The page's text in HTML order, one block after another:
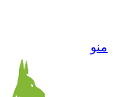
منو